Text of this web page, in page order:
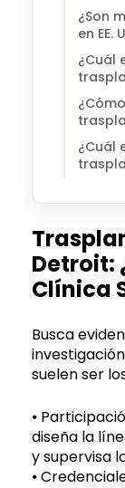
¿Son
en EE.
¿Cuál
¿Cuál
Detroit:
Clínica
Busca
suelen ser
⦁
diseña la
y supervisa
⦁